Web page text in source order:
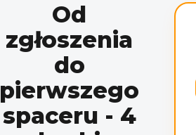
Od
zgłoszenia
do
pierwszego
spaceru - 4